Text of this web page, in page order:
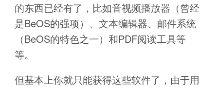
的东西已经有了，比如音视频播放器（曾经
是BeOS的强项）、文本编辑器、邮件系统
（BeOS的特色之一）和PDF阅读工具等
等。
但基本上你就只能获得这些软件了，由于用